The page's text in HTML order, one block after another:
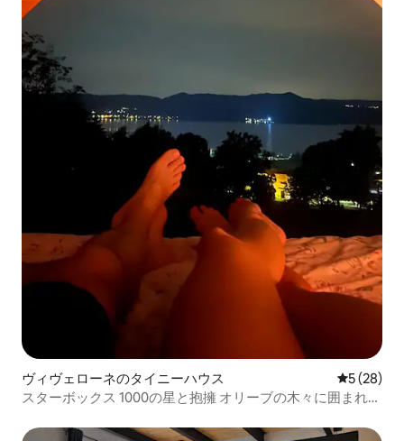
ヴィヴェローネのタイニーハウス レビュー
5 (28)
スターボックス 1000の星と抱擁 オリーブの木々に囲まれた